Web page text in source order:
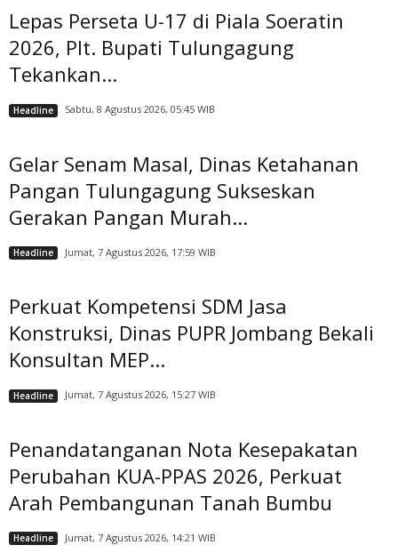
Lepas Perseta U-17 di Piala Soeratin
2026, Plt. Bupati Tulungagung
Tekankan...
Headline Sabtu, 8 Agustus 2026, 05:45 WIB
Gelar Senam Masal, Dinas Ketahanan
Pangan Tulungagung Sukseskan
Gerakan Pangan Murah...
Headline Jumat, 7 Agustus 2026, 17:59 WIB
Perkuat Kompetensi SDM Jasa
Konstruksi, Dinas PUPR Jombang Bekali
Konsultan MEP...
Headline Jumat, 7 Agustus 2026, 15:27 WIB
Penandatanganan Nota Kesepakatan
Perubahan KUA-PPAS 2026, Perkuat
Arah Pembangunan Tanah Bumbu
Headline Jumat, 7 Agustus 2026, 14:21 WIB